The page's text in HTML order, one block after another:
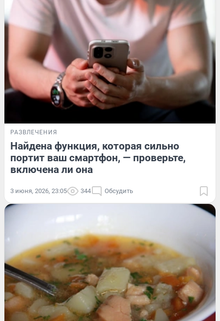
РАЗВЛЕЧЕНИЯ
Найдена функция, которая сильно
портит ваш смартфон, — проверьте,
включена ли она
3 июня, 2026, 23:05 344 Обсудить